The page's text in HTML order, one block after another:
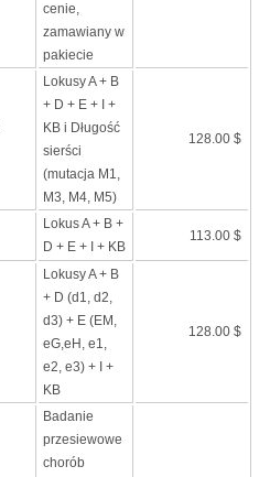
cenie,
zamawiany w
pakiecie
Lokusy A + B
+ D + E + I +
KB i Długość
sierści
(mutacja M1,
M3, M4, M5)
128.00 $
Lokus A + B +
D + E + I + KB
113.00 $
Lokusy A + B
+ D (d1, d2,
d3) + E (EM,
eG,eH, e1,
e2, e3) + I +
KB
128.00 $
Badanie
przesiewowe
chorób